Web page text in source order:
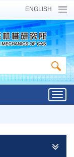
ENGLISH